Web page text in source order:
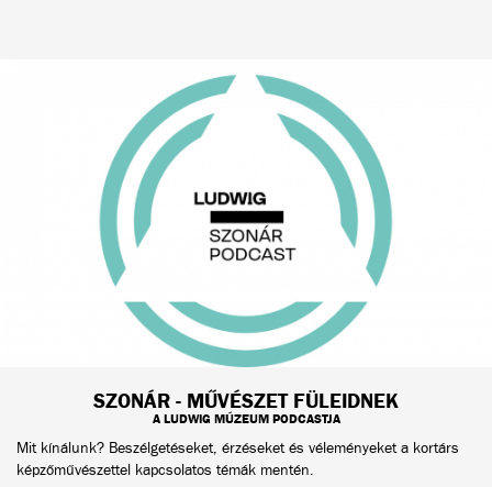
SZONÁR - MŰVÉSZET FÜLEIDNEK
A LUDWIG MÚZEUM PODCASTJA
Mit kínálunk? Beszélgetéseket, érzéseket és véleményeket a kortárs
képzőművészettel kapcsolatos témák mentén.